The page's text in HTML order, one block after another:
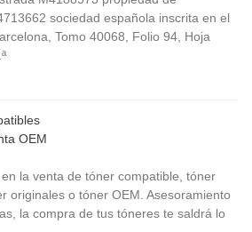
sociedad española inscrita en el
Tomo 40068, Folio 94, Hoja
OEM
la venta de tóner compatible, tóner
originales o tóner OEM. Asesoramiento
la compra de tus tóneres te saldrá lo